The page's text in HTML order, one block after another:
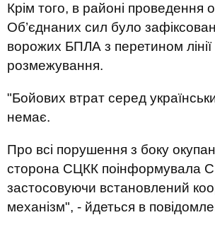
Крім того, в районі проведення
Об’єднаних сил було
ворожих БПЛА з перетином лінії
розмежування.
"Бойових втрат серед
немає.
Про всі порушення з боку
сторона СЦКК
застосовуючи встановлений
механізм", - йдеться в